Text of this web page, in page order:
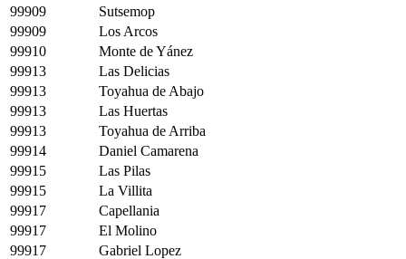
99909
Sutsemop
99909
Los Arcos
99910
Monte de Yánez
99913
Las Delicias
99913
Toyahua de Abajo
99913
Las Huertas
99913
Toyahua de Arriba
99914
Daniel Camarena
99915
Las Pilas
99915
La Villita
99917
Capellania
99917
El Molino
99917
Gabriel Lopez